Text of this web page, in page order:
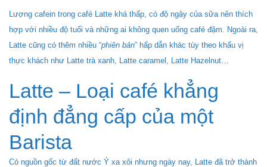
Lượng cafein trong café Latte khá thấp, có độ ngậy của sữa nên thích
hợp với nhiều độ tuổi và những ai không quen uống café đậm. Ngoài ra,
Latte cũng có thêm nhiều “phiên bản” hấp dẫn khác tùy theo khẩu vị
thực khách như Latte trà xanh, Latte caramel, Latte Hazelnut…
Latte – Loại café khẳng
định đẳng cấp của một
Barista
Có nguồn gốc từ đất nước Ý xa xôi nhưng ngày nay, Latte đã trở thành